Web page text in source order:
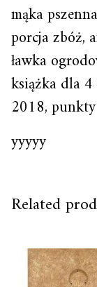
mąka
porcja zbóż,
ławka
książka dla
2018,
yyyyy
Related